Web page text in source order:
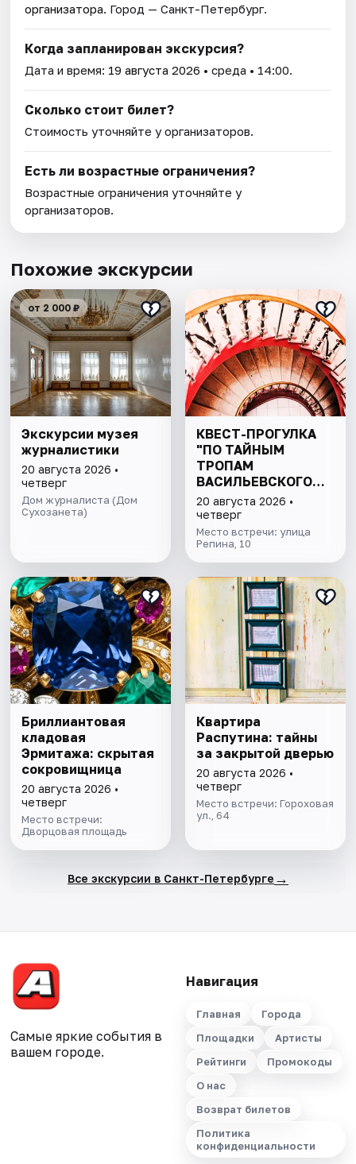
организатора. Город — Санкт-Петербург.
Когда запланирован экскурсия?
Дата и время: 19 августа 2026 • среда • 14:00.
Сколько стоит билет?
Стоимость уточняйте у организаторов.
Есть ли возрастные ограничения?
Возрастные ограничения уточняйте у
организаторов.
Похожие экскурсии
от 2 000 ₽
Экскурсии музея
журналистики
20 августа 2026 •
четверг
Дом журналиста (Дом
Сухозанета)
КВЕСТ-ПРОГУЛКА
"ПО ТАЙНЫМ
ТРОПАМ
ВАСИЛЬЕВСКОГО
ОСТРОВА"
20 августа 2026 •
четверг
Место встречи: улица
Репина, 10
Бриллиантовая
кладовая
Эрмитажа: скрытая
сокровищница
20 августа 2026 •
четверг
Место встречи:
Дворцовая площадь
Квартира
Распутина: тайны
за закрытой дверью
20 августа 2026 •
четверг
Место встречи: Гороховая
ул., 64
Все экскурсии в Санкт-Петербурге →
Самые яркие события в
вашем городе.
Навигация
Главная
Города
Площадки
Артисты
Рейтинги
Промокоды
О нас
Возврат билетов
Политика
конфиденциальности